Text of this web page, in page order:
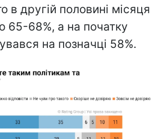
в другій половині місяця
65-68%, а на початку
на позначці 58%.